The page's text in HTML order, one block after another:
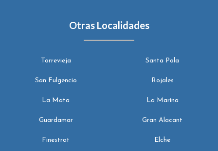
Otras Localidades
Torrevieja Santa Pola
San Fulgencio Rojales
La Mata La Marina
Guardamar Gran Alacant
Finestrat Elche